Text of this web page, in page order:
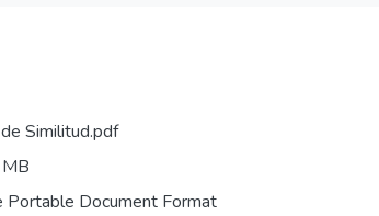
Similitud.pdf
Portable Document Format